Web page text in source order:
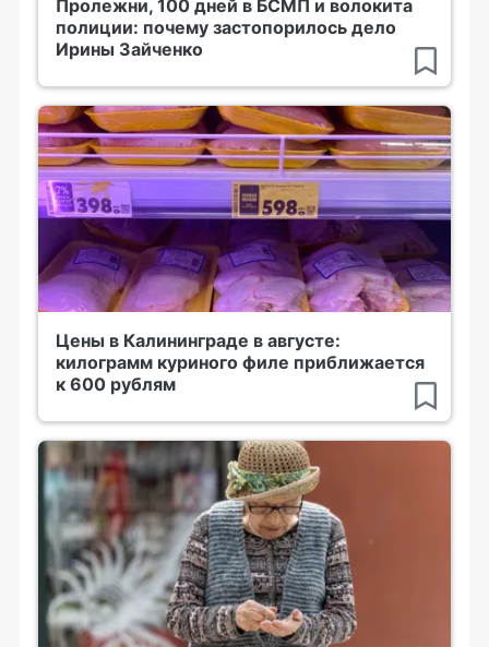
Пролежни, 100 дней в БСМП и волокита
полиции: почему застопорилось дело
Ирины Зайченко
Цены в Калининграде в августе:
килограмм куриного филе приближается
к 600 рублям